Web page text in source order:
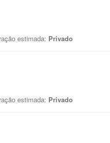
estimada: Privado
estimada: Privado